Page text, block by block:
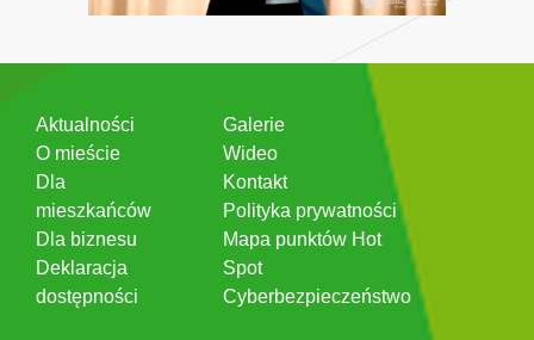
Aktualności
O mieście
Dla
mieszkańców
Dla biznesu
Deklaracja
dostępności
Galerie
Wideo
Kontakt
Polityka prywatności
Mapa punktów Hot
Spot
Cyberbezpieczeństwo